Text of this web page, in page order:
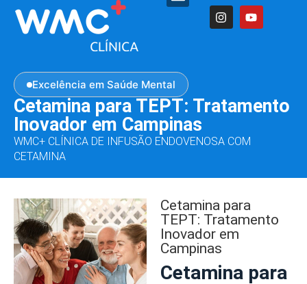
Excelência em Saúde Mental
Cetamina para TEPT: Tratamento
Inovador em Campinas
WMC+ CLÍNICA DE INFUSÃO ENDOVENOSA COM
CETAMINA
Cetamina para
TEPT: Tratamento
Inovador em
Campinas
Cetamina para